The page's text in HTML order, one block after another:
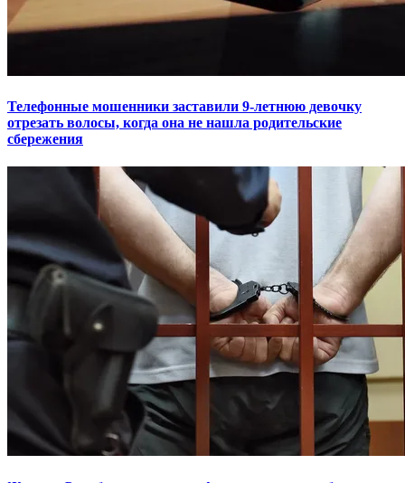
Телефонные мошенники заставили 9-летнюю девочку
отрезать волосы, когда она не нашла родительские
сбережения